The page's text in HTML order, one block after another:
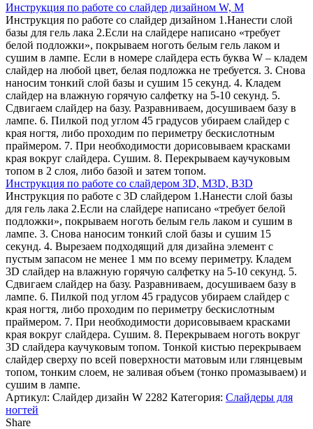
Инструкция по работе со слайдер дизайном W, M
Инструкция по работе со слайдер дизайном 1.Нанести слой
базы для гель лака 2.Если на слайдере написано «требует
белой подложки», покрываем ноготь белым гель лаком и
сушим в лампе. Если в номере слайдера есть буква W – кладем
слайдер на любой цвет, белая подложка не требуется. 3. Снова
наносим тонкий слой базы и сушим 15 секунд. 4. Кладем
слайдер на влажную горячую салфетку на 5-10 секунд. 5.
Сдвигаем слайдер на базу. Разравниваем, досушиваем базу в
лампе. 6. Пилкой под углом 45 градусов убираем слайдер с
края ногтя, либо проходим по периметру бескислотным
праймером. 7. При необходимости дорисовываем красками
края вокруг слайдера. Сушим. 8. Перекрываем каучуковым
топом в 2 слоя, либо базой и затем топом.
Инструкция по работе со слайдером 3D, М3D, B3D
Инструкция по работе с 3D слайдером 1.Нанести слой базы
для гель лака 2.Если на слайдере написано «требует белой
подложки», покрываем ноготь белым гель лаком и сушим в
лампе. 3. Снова наносим тонкий слой базы и сушим 15
секунд. 4. Вырезаем подходящий для дизайна элемент с
пустым запасом не менее 1 мм по всему периметру. Кладем
3D слайдер на влажную горячую салфетку на 5-10 секунд. 5.
Сдвигаем слайдер на базу. Разравниваем, досушиваем базу в
лампе. 6. Пилкой под углом 45 градусов убираем слайдер с
края ногтя, либо проходим по периметру бескислотным
праймером. 7. При необходимости дорисовываем красками
края вокруг слайдера. Сушим. 8. Перекрываем ноготь вокруг
3D слайдера каучуковым топом. Тонкой кистью перекрываем
слайдер сверху по всей поверхности матовым или глянцевым
топом, тонким слоем, не заливая объем (тонко промазываем) и
сушим в лампе.
Артикул: Слайдер дизайн W 2282 Категория: Слайдеры для
ногтей
Share